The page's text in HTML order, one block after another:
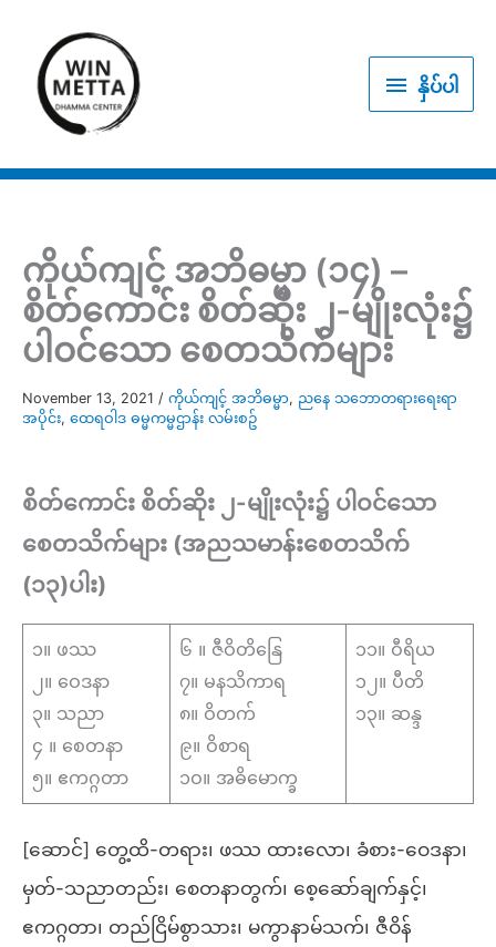
content
နှိပ် နှိပ်ပါ
ကိုယ်ကျင့် အဘိဓမ္မာ (၁၄) –
စိတ်ကောင်း စိတ်ဆိုး ၂-မျိုးလုံး၌
ပါဝင်သော စေတသိက်များ
November 13, 2021 / ကိုယ်ကျင့် အဘိဓမ္မာ, ညနေ သဘောတရားရေးရာ
အပိုင်း, ထေရဝါဒ ဓမ္မကမ္မဌာန်း လမ်းစဥ်
စိတ်ကောင်း စိတ်ဆိုး ၂-မျိုးလုံး၌ ပါဝင်သော
စေတသိက်များ (အညသမာန်းစေတသိက်
(၁၃)ပါး)
၁။ ဖဿ
၂။ ဝေဒနာ
၃။ သညာ
၄ ။ စေတနာ
၅။ ဧကဂ္ဂတာ
၆ ။ ဇီဝိတိနြေ
၇။ မနသိကာရ
၈။ ဝိတက်
၉။ ဝိစာရ
၁ဝ။ အဓိမောက္ခ
၁၁။ ဝီရိယ
၁၂။ ပီတိ
၁၃။ ဆန္ဒ
[ဆောင်] တွေ့ထိ-တရား၊ ဖဿ ထားလော၊ ခံစား-ဝေဒနာ၊
မှတ်-သညာတည်း၊ စေတနာတွက်၊ စေ့ဆော်ချက်နှင့်၊
ဧကဂ္ဂတာ၊ တည်ငြိမ်စွာသား၊ မကွာနာမ်သက်၊ ဇီဝိန်